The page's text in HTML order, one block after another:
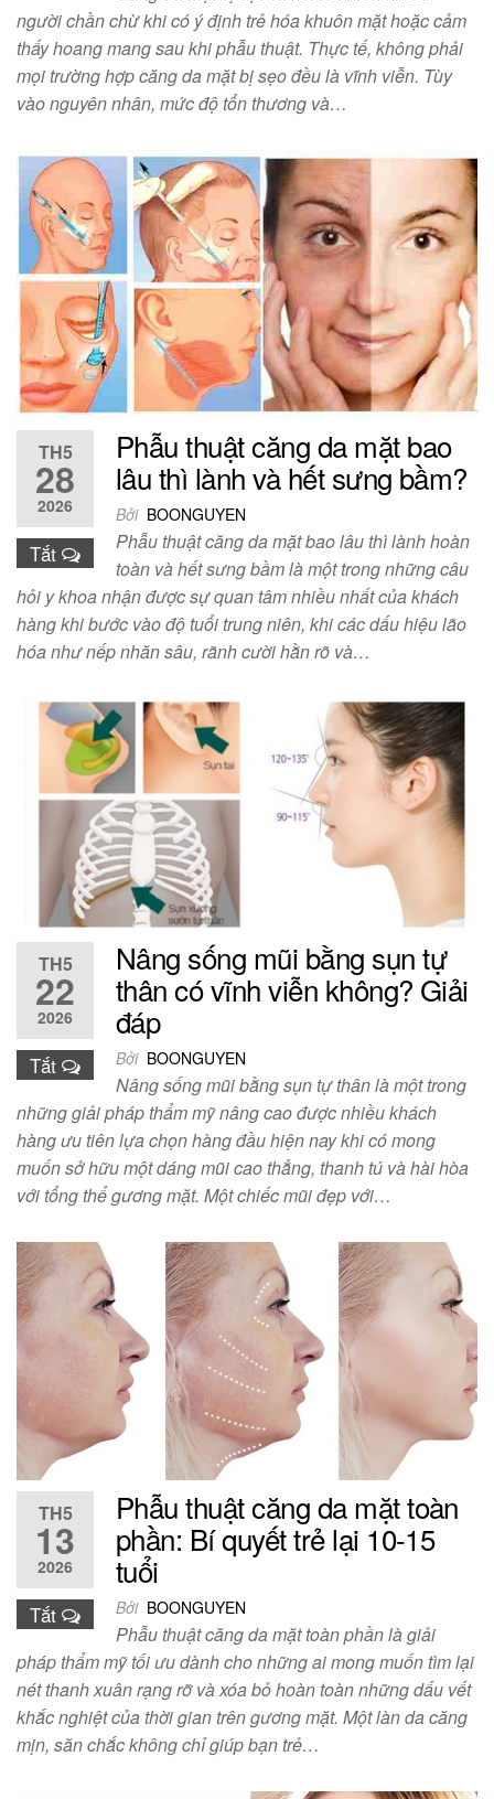
người chần chừ khi có ý định trẻ hóa khuôn mặt hoặc cảm
thấy hoang mang sau khi phẫu thuật. Thực tế, không phải
mọi trường hợp căng da mặt bị sẹo đều là vĩnh viễn. Tùy
vào nguyên nhân, mức độ tổn thương và…
TH5
28
2026
Tắt
Phẫu thuật căng da mặt bao
lâu thì lành và hết sưng bầm?
Bởi BOONGUYEN
Phẫu thuật căng da mặt bao lâu thì lành hoàn
toàn và hết sưng bầm là một trong những câu
hỏi y khoa nhận được sự quan tâm nhiều nhất của khách
hàng khi bước vào độ tuổi trung niên, khi các dấu hiệu lão
hóa như nếp nhăn sâu, rãnh cười hằn rõ và…
TH5
22
2026
Tắt
Nâng sống mũi bằng sụn tự
thân có vĩnh viễn không? Giải
đáp
Bởi BOONGUYEN
Nâng sống mũi bằng sụn tự thân là một trong
những giải pháp thẩm mỹ nâng cao được nhiều khách
hàng ưu tiên lựa chọn hàng đầu hiện nay khi có mong
muốn sở hữu một dáng mũi cao thẳng, thanh tú và hài hòa
với tổng thể gương mặt. Một chiếc mũi đẹp với…
TH5
13
2026
Tắt
Phẫu thuật căng da mặt toàn
phần: Bí quyết trẻ lại 10-15
tuổi
Bởi BOONGUYEN
Phẫu thuật căng da mặt toàn phần là giải
pháp thẩm mỹ tối ưu dành cho những ai mong muốn tìm lại
nét thanh xuân rạng rỡ và xóa bỏ hoàn toàn những dấu vết
khắc nghiệt của thời gian trên gương mặt. Một làn da căng
mịn, săn chắc không chỉ giúp bạn trẻ…